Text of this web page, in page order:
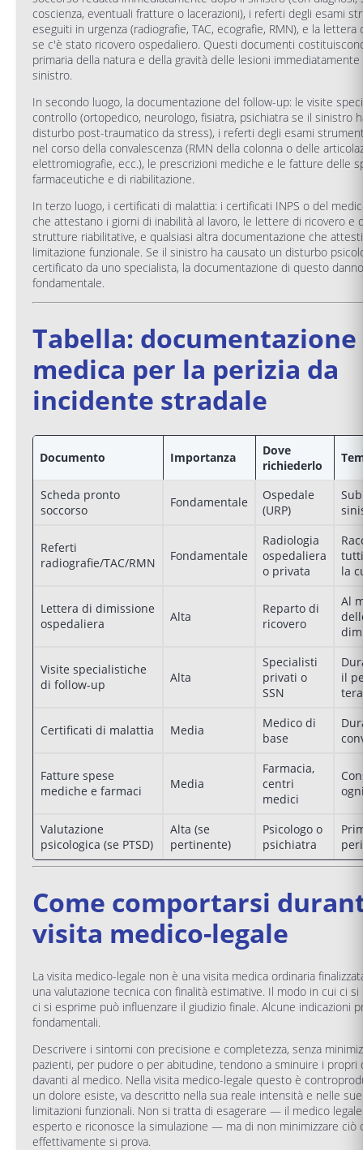
coscienza, eventuali fratture o lacerazioni), i referti degli esami
eseguiti in urgenza (radiografie, TAC, ecografie, RMN), e la lettera
se c'è stato ricovero ospedaliero. Questi documenti
primaria della natura e della gravità delle lesioni
sinistro.
In secondo luogo, la documentazione del follow-up: le visite
controllo (ortopedico, neurologo, fisiatra, psichiatra se il sinistro
disturbo post-traumatico da stress), i referti degli esami
nel corso della convalescenza (RMN della colonna o delle
elettromiografie, ecc.), le prescrizioni mediche e le fatture delle
farmaceutiche e di riabilitazione.
In terzo luogo, i certificati di malattia: i certificati INPS o del
che attestano i giorni di inabilità al lavoro, le lettere di ricovero e
strutture riabilitative, e qualsiasi altra documentazione che
limitazione funzionale. Se il sinistro ha causato un disturbo
certificato da uno specialista, la documentazione di questo
fondamentale.
Tabella: documentazione
medica per la perizia da
incidente stradale
Documento Importanza
Dove
richiederlo
Scheda pronto
soccorso
Fondamentale
Ospedale
(URP)
Referti
radiografie/TAC/RMN
Fondamentale
Radiologia
ospedaliera
o privata
la
Lettera di dimissione
ospedaliera
Alta
Reparto di
ricovero
Al
Visite specialistiche
di follow-up
Alta
Specialisti
privati o
SSN
il
Certificati di malattia Media
Medico di
base
Fatture spese
mediche e farmaci
Media
Farmacia,
centri
medici
Valutazione
psicologica (se PTSD)
Alta (se
pertinente)
Psicologo o
psichiatra
Come comportarsi
visita medico-legale
La visita medico-legale non è una visita medica ordinaria
una valutazione tecnica con finalità estimative. Il modo in cui ci
ci si esprime può influenzare il giudizio finale. Alcune indicazioni
fondamentali.
Descrivere i sintomi con precisione e completezza, senza
pazienti, per pudore o per abitudine, tendono a sminuire i propri
davanti al medico. Nella visita medico-legale questo è
un dolore esiste, va descritto nella sua reale intensità e nelle
limitazioni funzionali. Non si tratta di esagerare — il medico
esperto e riconosce la simulazione — ma di non minimizzare ciò
effettivamente si prova.